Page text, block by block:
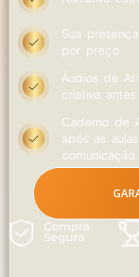
Sua
por preço
Áudios de
criativa
Caderno de
após as
comunicação.